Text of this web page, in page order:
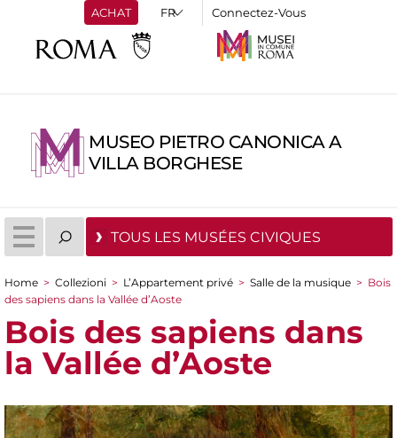
ACHAT Connectez-Vous
MUSEO PIETRO CANONICA A
VILLA BORGHESE
TOUS LES MUSÉES CIVIQUES
You are here
Home > Collezioni > L’Appartement privé > Salle de la musique > Bois
des sapiens dans la Vallée d’Aoste
Bois des sapiens dans
la Vallée d’Aoste